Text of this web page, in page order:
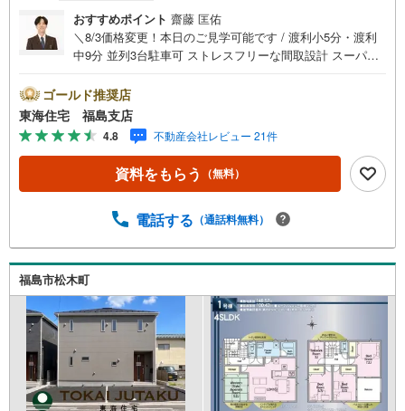
おすすめポイント 齋藤 匡佑
＼8/3価格変更！本日のご見学可能です / 渡利小5分・渡利
中9分 並列3台駐車可 ストレスフリーな間取設計 スーパー
域密着不動産会社です！福島県出身スタッフが中心で、地
元を熟知した暮らし目線のご提案が強み。Google口コミで
も 4.7の高評価をいただいています！実際のお客様の声
も、ぜひ参考になさってください。＼住宅ローンのご相談
は無料です！/「通るかな…？」と不安な段階でも大丈夫で
す。自己資金が少ない方のご相談実績もあります。無理な
料で、将来のことを一緒にゆっくり考えます！ 小さなお子
ております。おむつ替えやミルクのお湯なども対応可能で
す。泣いてしまっても大丈夫ですので、安心してご来店く
ださいね。ご相談だけでも大歓迎です！迷っている今だか
らこそ、ぜひ一度お話ししてみませんか？
ゴールド推奨店
東海住宅 福島支店
4.8 不動産会社レビュー 21件
資料をもらう （無料）
電話する （通話料無料）
福島市松木町